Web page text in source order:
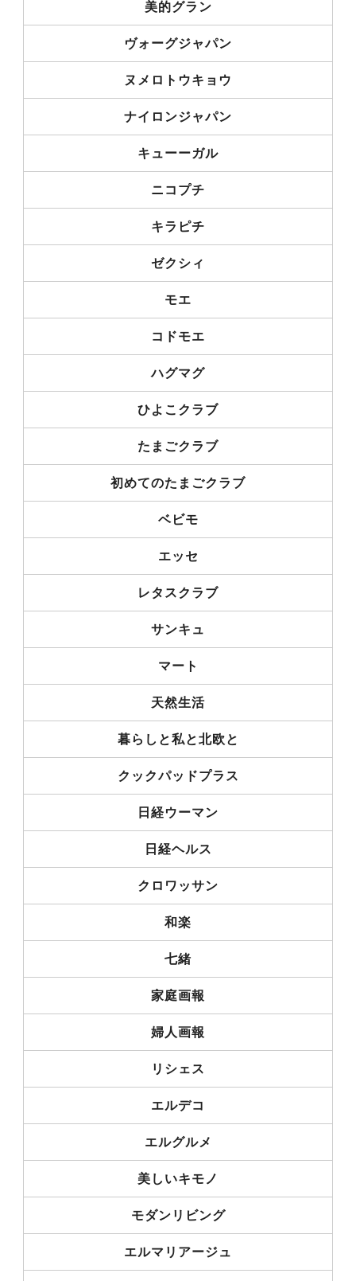
美的グラン
ヴォーグジャパン
ヌメロトウキョウ
ナイロンジャパン
キューーガル
ニコプチ
キラピチ
ゼクシィ
モエ
コドモエ
ハグマグ
ひよこクラブ
たまごクラブ
初めてのたまごクラブ
ベビモ
エッセ
レタスクラブ
サンキュ
マート
天然生活
暮らしと私と北欧と
クックパッドプラス
日経ウーマン
日経ヘルス
クロワッサン
和楽
七緒
家庭画報
婦人画報
リシェス
エルデコ
エルグルメ
美しいキモノ
モダンリビング
エルマリアージュ